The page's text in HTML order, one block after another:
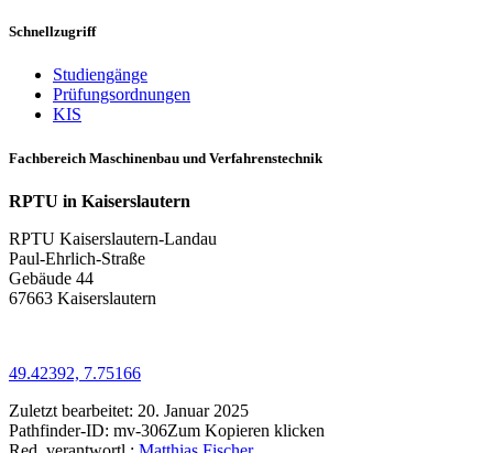
Schnellzugriff
Studiengänge
Prüfungsordnungen
KIS
Fachbereich Maschinenbau und Verfahrenstechnik
RPTU in Kaiserslautern
RPTU Kaiserslautern-Landau
Paul-Ehrlich-Straße
Gebäude 44
67663 Kaiserslautern
49.42392, 7.75166
Zuletzt bearbeitet: 20. Januar 2025
Pathfinder-ID: mv-306Zum Kopieren klicken